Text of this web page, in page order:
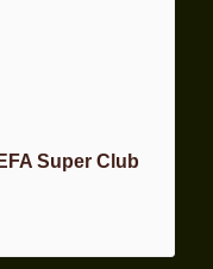
Super Club